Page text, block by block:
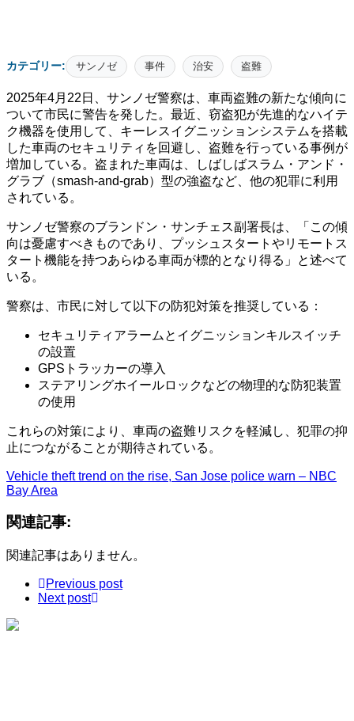
カテゴリー: サンノゼ 事件 治安 盗難
2025年4月22日、サンノゼ警察は、車両盗難の新たな傾向に
ついて市民に警告を発した。最近、窃盗犯が先進的なハイテ
ク機器を使用して、キーレスイグニッションシステムを搭載
した車両のセキュリティを回避し、盗難を行っている事例が
増加している。盗まれた車両は、しばしばスラム・アンド・
グラブ（smash-and-grab）型の強盗など、他の犯罪に利用
されている。​
サンノゼ警察のブランドン・サンチェス副署長は、「この傾
向は憂慮すべきものであり、プッシュスタートやリモートス
タート機能を持つあらゆる車両が標的となり得る」と述べて
いる。​
警察は、市民に対して以下の防犯対策を推奨している：​
セキュリティアラームとイグニッションキルスイッチ
の設置
GPSトラッカーの導入
ステアリングホイールロックなどの物理的な防犯装置
の使用​
これらの対策により、車両の盗難リスクを軽減し、犯罪の抑
止につながることが期待されている。​
Vehicle theft trend on the rise, San Jose police warn – NBC
Bay Area
関連記事:
関連記事はありません。
Previous post
Next post